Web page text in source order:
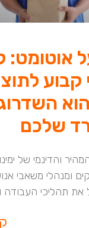
אוטומט:
קבוע
שלכם
והדינמי של
ומנהלי משאבי
את תהליכי